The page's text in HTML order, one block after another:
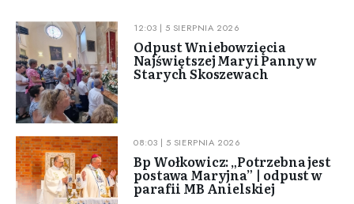
12:03 | 5 SIERPNIA 2026
Odpust Wniebowzięcia
Najświętszej Maryi Panny w
Starych Skoszewach
08:03 | 5 SIERPNIA 2026
Bp Wołkowicz: „Potrzebna jest
postawa Maryjna” | odpust w
parafii MB Anielskiej